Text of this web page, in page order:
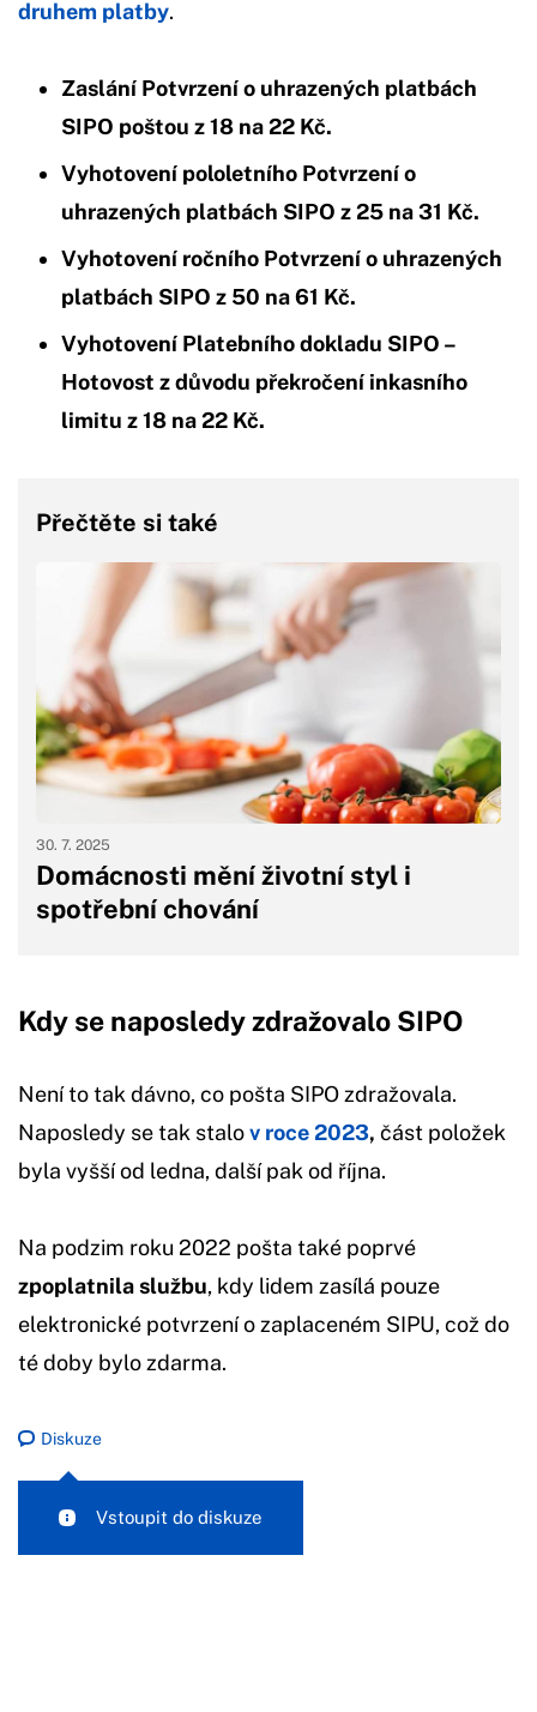
druhem platby.
Zaslání Potvrzení o uhrazených platbách
SIPO poštou z 18 na 22 Kč.
Vyhotovení pololetního Potvrzení o
uhrazených platbách SIPO z 25 na 31 Kč.
Vyhotovení ročního Potvrzení o uhrazených
platbách SIPO z 50 na 61 Kč.
Vyhotovení Platebního dokladu SIPO –
Hotovost z důvodu překročení inkasního
limitu z 18 na 22 Kč.
Přečtěte si také
Domácnosti mění životní styl i
spotřební chování
30. 7. 2025
Kdy se naposledy zdražovalo SIPO
Není to tak dávno, co pošta SIPO zdražovala.
Naposledy se tak stalov roce 2023, část položek
byla vyšší od ledna, další pak od října.
Na podzim roku 2022 pošta také poprvé
zpoplatnila službu, kdy lidem zasílá pouze
elektronické potvrzení o zaplaceném SIPU, což do
té doby bylo zdarma.
Diskuze
Vstoupit do diskuze